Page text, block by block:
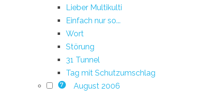
Lieber Multikulti
Einfach nur so...
Wort
Störung
31 Tunnel
Tag mit Schutzumschlag
7 August 2006